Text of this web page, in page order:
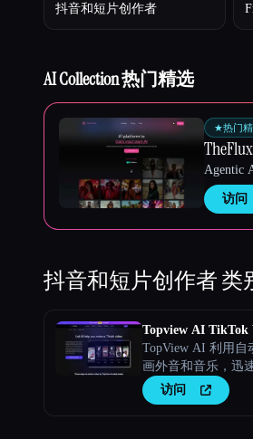
抖音和短片创作者
AI Collection 热门精选
★热门
Agentic
访问
抖音和短片创作者类
Topview AI TikTok
Generator
TopView AI 利用自
画外音和音乐，迅
病毒式 TikTok 视频
访问